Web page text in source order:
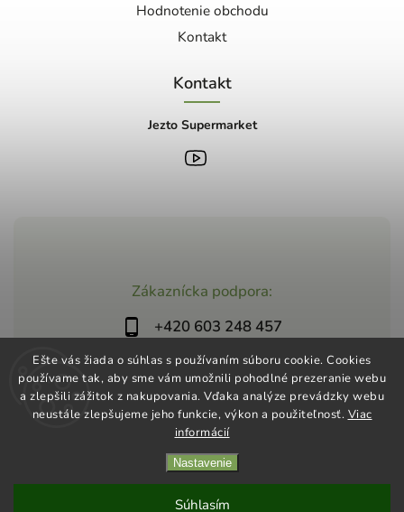
Ešte vás žiada o súhlas s používaním súboru cookie. Cookies
používame tak, aby sme vám umožnili pohodlné prezeranie webu
a zlepšili zážitok z nakupovania. Vďaka analýze prevádzky webu
neustále zlepšujeme jeho funkcie, výkon a použiteľnosť. Viac
informácií
Nastavenie
Súhlasím
Zákaznícka podpora:
+420 603 248 457
info@jeztomarket.cz
Hodnotenie obchodu
Kontakt
Kontakt
Jezto Supermarket
Shoptet | Design